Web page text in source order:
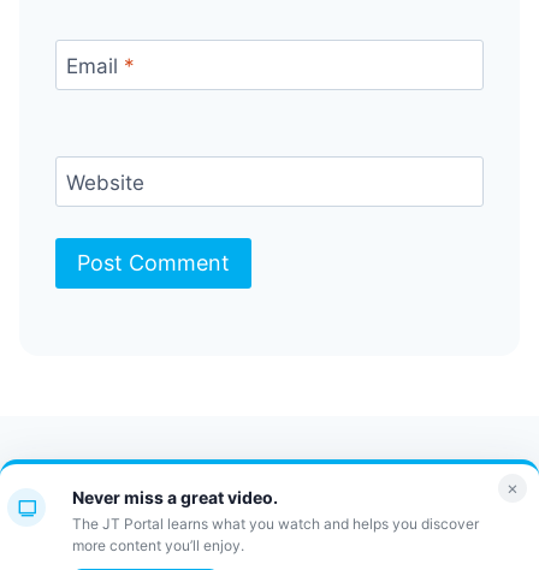
Email *
Website
Contact Us FAQ
Bulletin
JT Portal
×
Never miss a great video.
The JT Portal learns what you watch and helps you discover
more content you’ll enjoy.